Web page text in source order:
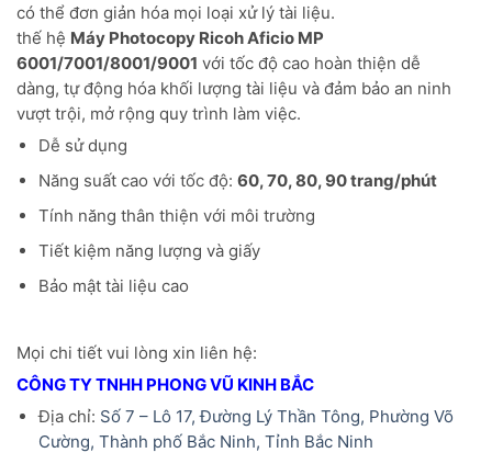
có thể đơn giản hóa mọi loại xử lý tài liệu.
thế hệ Máy Photocopy Ricoh Aficio MP
6001/7001/8001/9001 với tốc độ cao hoàn thiện dễ
dàng, tự động hóa khối lượng tài liệu và đảm bảo an ninh
vượt trội, mở rộng quy trình làm việc.
Dễ sử dụng
Năng suất cao với tốc độ: 60, 70, 80, 90 trang/phút
Tính năng thân thiện với môi trường
Tiết kiệm năng lượng và giấy
Bảo mật tài liệu cao
Mọi chi tiết vui lòng xin liên hệ:
CÔNG TY TNHH PHONG VŨ KINH BẮC
Địa chỉ: Số 7 – Lô 17, Đường Lý Thần Tông, Phường Võ
Cường, Thành phố Bắc Ninh, Tỉnh Bắc Ninh